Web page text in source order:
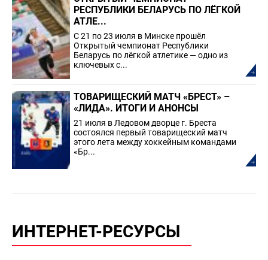
РЕСПУБЛИКИ БЕЛАРУСЬ ПО ЛЁГКОЙ
АТЛЕ...
С 21 по 23 июля в Минске прошёл
Открытый чемпионат Республики
Беларусь по лёгкой атлетике — одно из
ключевых с...
ТОВАРИЩЕСКИЙ МАТЧ «БРЕСТ» –
«ЛИДА». ИТОГИ И АНОНСЫ
21 июля в Ледовом дворце г. Бреста
состоялся первый товарищеский матч
этого лета между хоккейным командами
«Бр...
ИНТЕРНЕТ-РЕСУРСЫ